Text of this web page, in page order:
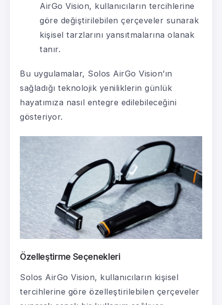
AirGo Vision, kullanıcıların tercihlerine
göre değiştirilebilen çerçeveler sunarak
kişisel tarzlarını yansıtmalarına olanak
tanır.
Bu uygulamalar, Solos AirGo Vision’ın
sağladığı teknolojik yeniliklerin günlük
hayatımıza nasıl entegre edilebileceğini
gösteriyor.
Özelleştirme Seçenekleri
Solos AirGo Vision, kullanıcıların kişisel
tercihlerine göre özelleştirilebilen çerçeveler